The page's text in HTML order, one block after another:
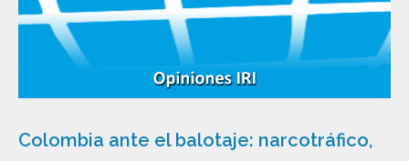
Colombia ante el balotaje: narcotráfico,